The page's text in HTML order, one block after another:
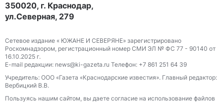
350020, г. Краснодар,
ул.Северная, 279
Сетевое издание « ЮЖАНЕ И СЕВЕРЯНЕ» зарегистрировано
Роскомнадзором, регистрационный номер СМИ ЭЛ № ФС 77 - 90140 от
16.10.2025 г.
E-mail редакции: news@ki-gazeta.ru Телефон: +7 861 251 64 39
Учредитель: ООО «Газета «Краснодарские известия». Главный редактор:
Вербицкий В.В.
Пользуясь нашим сайтом, вы даете согласие на использование файлов